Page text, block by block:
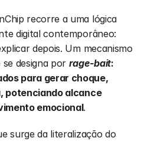
recorre a uma lógica
digital contemporâneo:
depois. Um mecanismo
designa por rage-bait:
para gerar choque,
potenciando alcance
emocional.
surge da literalização do